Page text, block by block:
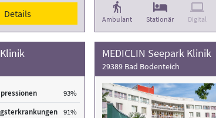
Details Ambulant Stationär Digital
93%
91%
MEDICLIN Seepark Klinik
29389 Bad Bodenteich